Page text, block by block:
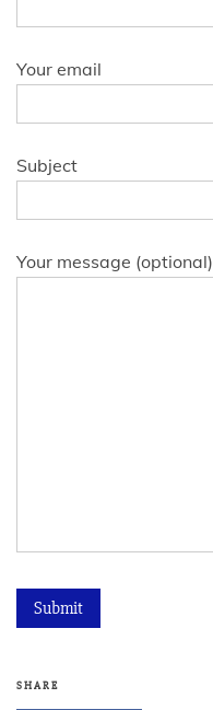
Your email
Subject
Your message (optional)
SHARE